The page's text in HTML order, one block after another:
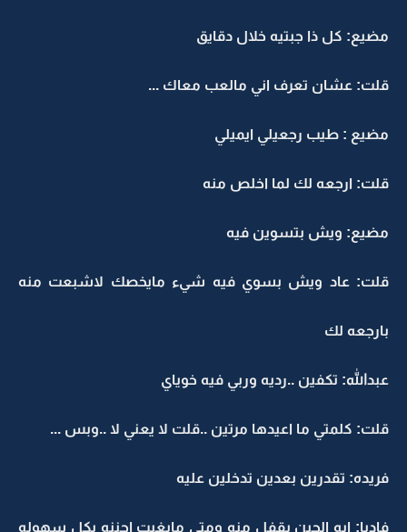
مضيع: كل ذا جبتيه خلال دقايق
قلت: عشان تعرف اني مالعب معاك ...
مضيع : طيب رجعيلي ايميلي
قلت: ارجعه لك لما اخلص منه
مضيع: ويش بتسوين فيه
قلت: عاد ويش بسوي فيه شيء مايخصك لاشبعت منه
بارجعه لك
عبدالله: تكفين ..رديه وربي فيه خوياي
قلت: كلمتي ما اعيدها مرتين ..قلت لا يعني لا ..وبس ...
فريده: تقدرين بعدين تدخلين عليه
فاديا: ايه الحين بقفل منه ومتى مابغيت اجننه بكل سهوله